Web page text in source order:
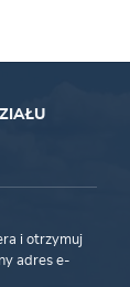
i otrzymuj
adres e-